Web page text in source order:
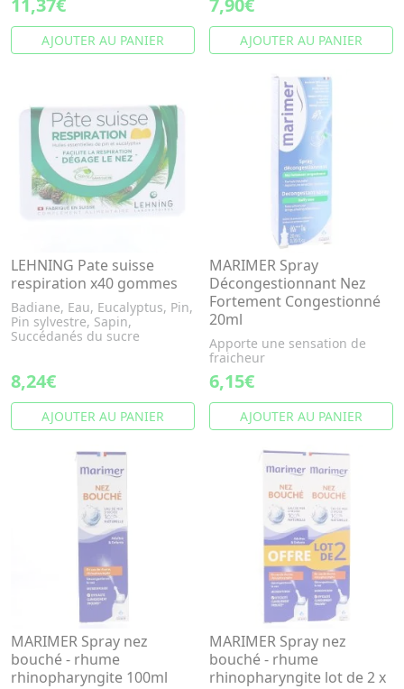
11,37€
AJOUTER AU PANIER
7,90€
AJOUTER AU PANIER
LEHNING Pate suisse
respiration x40 gommes
Badiane, Eau, Eucalyptus, Pin,
Pin sylvestre, Sapin,
Succédanés du sucre
8,24€
AJOUTER AU PANIER
MARIMER Spray
Décongestionnant Nez
Fortement Congestionné
20ml
Apporte une sensation de
fraicheur
6,15€
AJOUTER AU PANIER
MARIMER Spray nez
bouché - rhume
rhinopharyngite 100ml
MARIMER Spray nez
bouché - rhume
rhinopharyngite lot de 2 x